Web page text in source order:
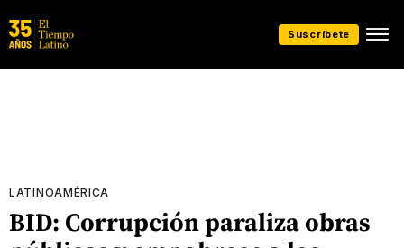
Suscríbete
LATINOAMÉRICA
BID: Corrupción paraliza obras